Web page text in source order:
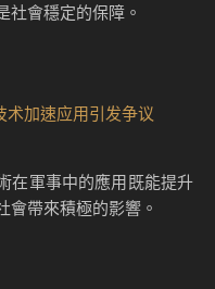
社會穩定的保障。
术加速应用引发争议
在軍事中的應用既能提升
會帶來積極的影響。